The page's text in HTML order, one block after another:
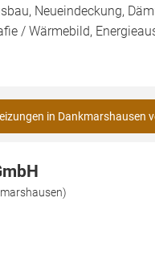
Neueindeckung,
/ Wärmebild,
in Dankmarshausen